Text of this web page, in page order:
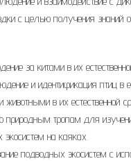
с целью получения знаний
за китами в их
и идентификация птиц в
в их естественной
тропам для
на каяках.
подводных экосистем с